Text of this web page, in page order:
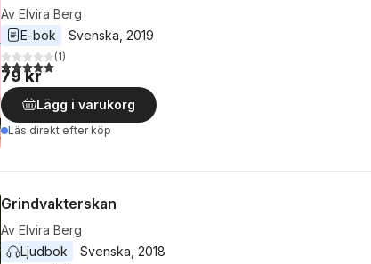
Av Elvira Berg
E-bok
Svenska 2019
5,0utav 5 stjärnor. Totalt antal röster:
(1)
79 kr
Lägg i varukorg
Läs direkt efter köp
Grindvakterskan
Av Elvira Berg
Ljudbok
Svenska 2018